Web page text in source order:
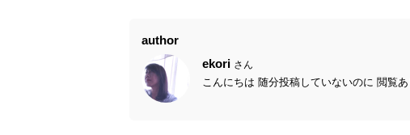
author
ekori さん
こんにちは 随分投稿していないのに 閲覧